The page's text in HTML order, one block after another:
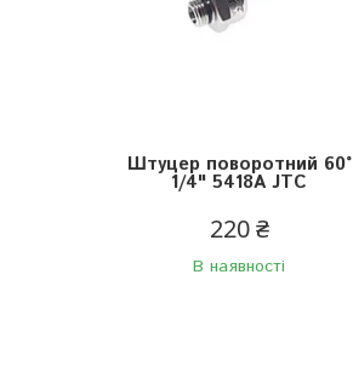
Штуцер поворотний 60°
1/4" 5418A JTC
220 ₴
В наявності